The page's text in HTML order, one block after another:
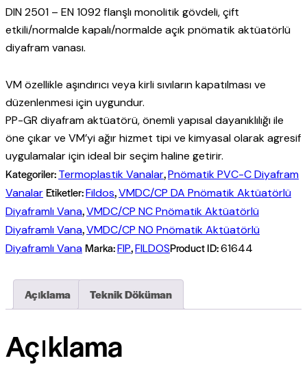
DIN 2501 – EN 1092 flanşlı monolitik gövdeli, çift
etkili/normalde kapalı/normalde açık pnömatik aktüatörlü
diyafram vanası.
VM özellikle aşındırıcı veya kirli sıvıların kapatılması ve
düzenlenmesi için uygundur.
PP-GR diyafram aktüatörü, önemli yapısal dayanıklılığı ile
öne çıkar ve VM’yi ağır hizmet tipi ve kimyasal olarak agresif
uygulamalar için ideal bir seçim haline getirir.
Kategoriler:Termoplastik Vanalar,Pnömatik PVC-C Diyafram
VanalarEtiketler:Fildos,VMDC/CP DA Pnömatik Aktüatörlü
Diyaframlı Vana,VMDC/CP NC Pnömatik Aktüatörlü
Diyaframlı Vana,VMDC/CP NO Pnömatik Aktüatörlü
Diyaframlı VanaMarka:FIP,FILDOSProduct ID:61644
Açıklama Teknik Döküman
Açıklama